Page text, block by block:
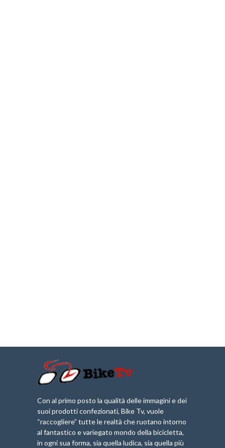
Con al primo posto la qualità delle immagini e dei
suoi prodotti confezionati, Bike Tv, vuole
“raccogliere” tutte le realtà che ruotano intorno
al fantastico e variegato mondo della bicicletta,
in ogni sua forma, sia quella ludica, sia quella più